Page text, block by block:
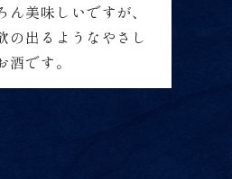
ん美味しいですが、
の出るようなやさし
です。